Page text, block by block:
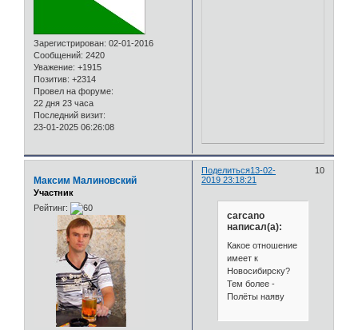
Зарегистрирован: 02-01-2016
Сообщений: 2420
Уважение: +1915
Позитив: +2314
Провел на форуме:
22 дня 23 часа
Последний визит:
23-01-2025 06:26:08
Поделиться 10
13-02-
2019 23:18:21
Максим Малиновский
Участник
Рейтинг:
carcano
написал(а):
Какое отношение
имеет к
Новосибирску?
Тем более -
Полёты наяву